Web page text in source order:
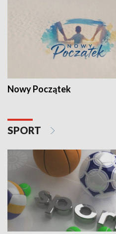
Nowy Początek
SPORT